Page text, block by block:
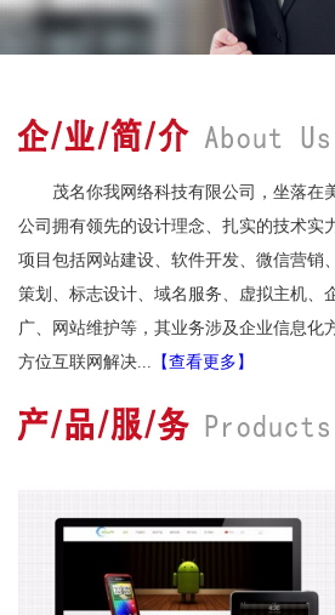
茂名你我网络科技有限公司，坐落在
公司拥有领先的设计理念、扎实的技术实
项目包括网站建设、软件开发、微信营销
策划、标志设计、域名服务、虚拟主机、
广、网站维护等，其业务涉及企业信息化
方位互联网解决... 【查看更多】